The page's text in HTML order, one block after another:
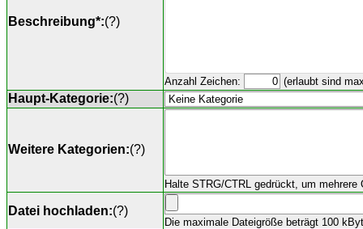
Beschreibung*:(?)
Anzahl Zeichen: (erlaubt sind
Haupt-Kategorie:(?)
Weitere Kategorien:(?)
Halte STRG/CTRL gedrückt, um mehrere
Datei hochladen:(?)
Die maximale Dateigröße beträgt 100